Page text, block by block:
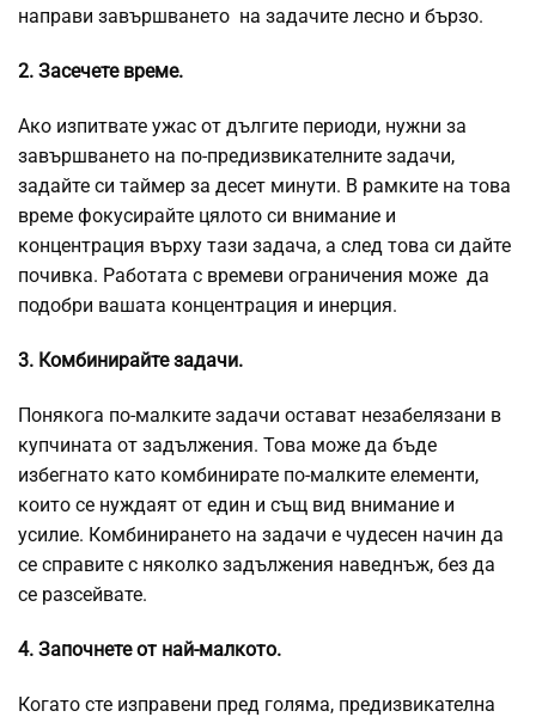
направи завършването на задачите лесно и бързо.
2. Засечете време.
Ако изпитвате ужас от дългите периоди, нужни за
завършването на по-предизвикателните задачи,
задайте си таймер за десет минути. В рамките на това
време фокусирайте цялото си внимание и
концентрация върху тази задача, а след това си дайте
почивка. Работата с времеви ограничения може да
подобри вашата концентрация и инерция.
3. Комбинирайте задачи.
Понякога по-малките задачи остават незабелязани в
купчината от задължения. Това може да бъде
избегнато като комбинирате по-малките елементи,
които се нуждаят от един и същ вид внимание и
усилие. Комбинирането на задачи е чудесен начин да
се справите с няколко задължения наведнъж, без да
се разсейвате.
4. Започнете от най-малкото.
Когато сте изправени пред голяма, предизвикателна